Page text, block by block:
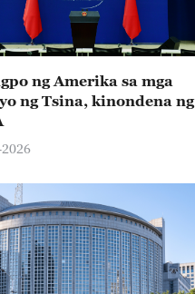
ng Amerika sa mga
ng Tsina, kinondena ng